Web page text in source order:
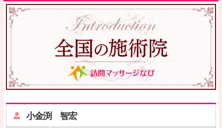
小金渕 智宏